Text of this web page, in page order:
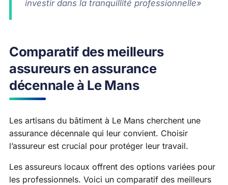
investir dans la tranquillité professionnelle»
Comparatif des meilleurs
assureurs en assurance
décennale à Le Mans
Les artisans du bâtiment à Le Mans cherchent une
assurance décennale qui leur convient. Choisir
l’assureur est crucial pour protéger leur travail.
Les assureurs locaux offrent des options variées pour
les professionnels. Voici un comparatif des meilleurs